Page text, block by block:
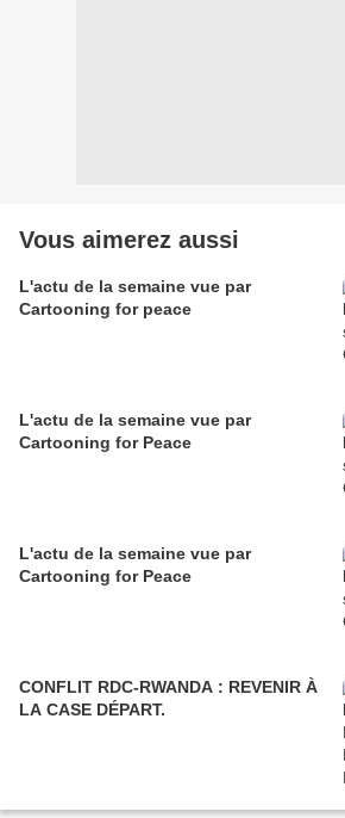
Vous aimerez aussi
L'actu de la semaine vue par
Cartooning for peace
L'actu de la semaine vue par
Cartooning for Peace
L'actu de la semaine vue par
Cartooning for Peace
CONFLIT RDC-RWANDA : REVENIR À
LA CASE DÉPART.